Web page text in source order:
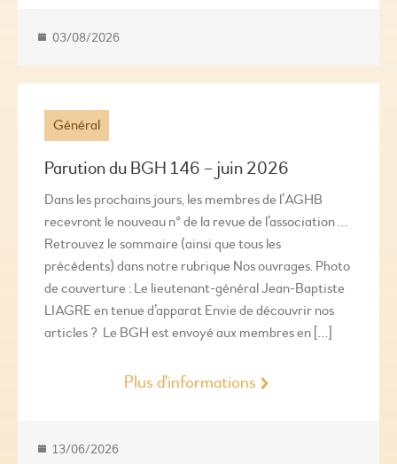
03/08/2026
Général
Parution du BGH 146 – juin 2026
Dans les prochains jours, les membres de l’AGHB
recevront le nouveau n° de la revue de l’association …
Retrouvez le sommaire (ainsi que tous les
précédents) dans notre rubrique Nos ouvrages. Photo
de couverture : Le lieutenant-général Jean-Baptiste
LIAGRE en tenue d’apparat Envie de découvrir nos
articles ? Le BGH est envoyé aux membres en […]
Plus d'informations
13/06/2026